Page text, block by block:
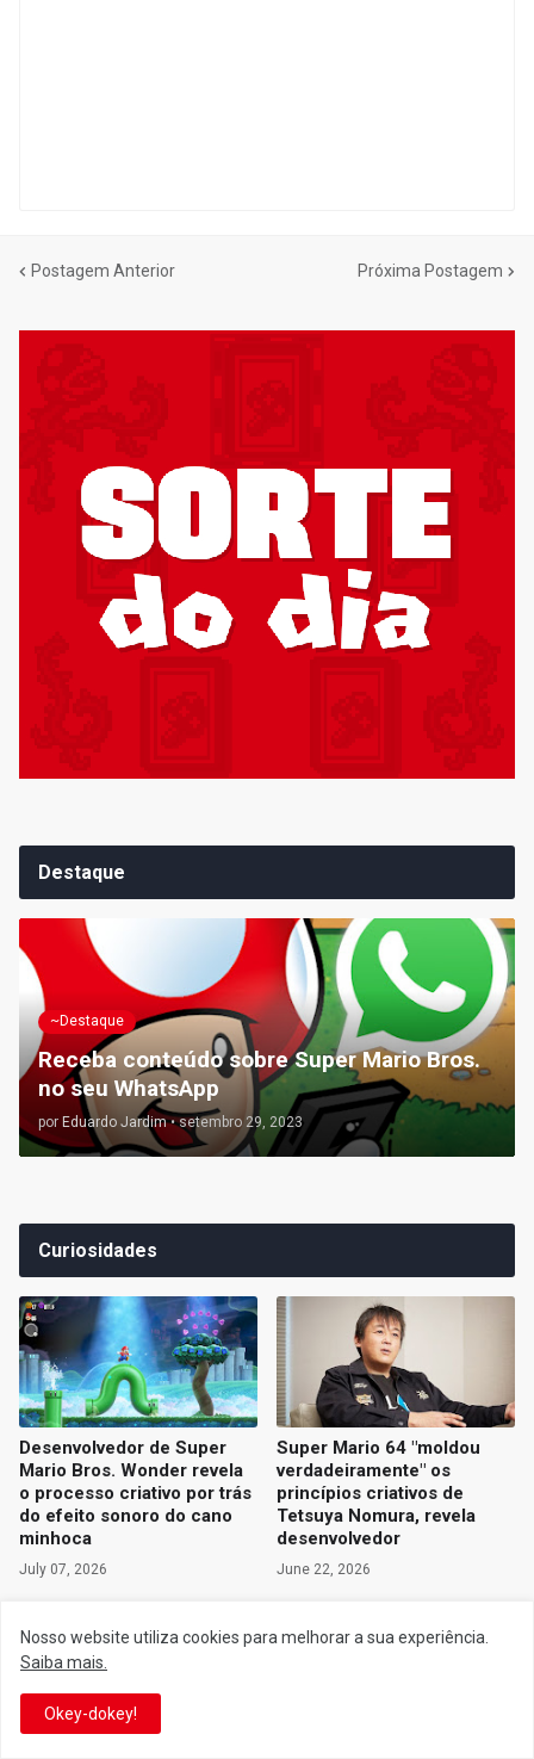
Postagem Anterior Próxima Postagem
Destaque
~Destaque
Receba conteúdo sobre Super Mario Bros.
no seu WhatsApp
por Eduardo Jardim • setembro 29, 2023
Curiosidades
Desenvolvedor de Super
Mario Bros. Wonder revela
o processo criativo por trás
do efeito sonoro do cano
minhoca
July 07, 2026
Super Mario 64 "moldou
verdadeiramente" os
princípios criativos de
Tetsuya Nomura, revela
desenvolvedor
June 22, 2026
Nosso website utiliza cookies para melhorar a sua experiência.
Saiba mais.
Okey-dokey!